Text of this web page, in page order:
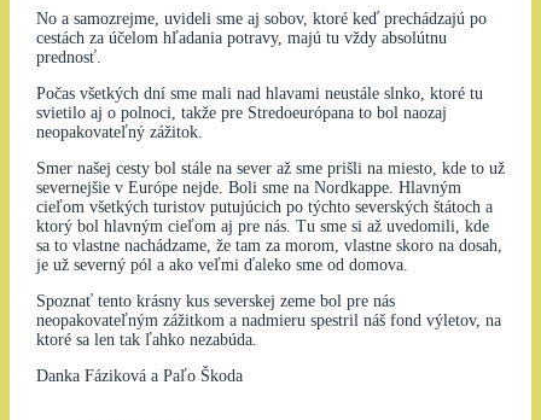
No a samozrejme, uvideli sme aj sobov, ktoré keď prechádzajú po
cestách za účelom hľadania potravy, majú tu vždy absolútnu
prednosť.
Počas všetkých dní sme mali nad hlavami neustále slnko, ktoré tu
svietilo aj o polnoci, takže pre Stredoeurópana to bol naozaj
neopakovateľný zážitok.
Smer našej cesty bol stále na sever až sme prišli na miesto, kde to už
severnejšie v Európe nejde. Boli sme na Nordkappe. Hlavným
cieľom všetkých turistov putujúcich po týchto severských štátoch a
ktorý bol hlavným cieľom aj pre nás. Tu sme si až uvedomili, kde
sa to vlastne nachádzame, že tam za morom, vlastne skoro na dosah,
je už severný pól a ako veľmi ďaleko sme od domova.
Spoznať tento krásny kus severskej zeme bol pre nás
neopakovateľným zážitkom a nadmieru spestril náš fond výletov, na
ktoré sa len tak ľahko nezabúda.
Danka Fáziková a Paľo Škoda